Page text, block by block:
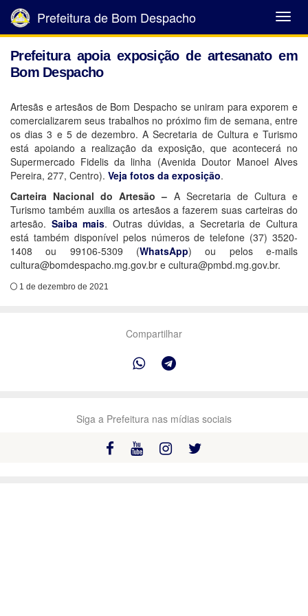
Abrir
Menu
Prefeitura de Bom Despacho
Prefeitura apoia exposição de artesanato em
Bom Despacho
Artesãs e artesãos de Bom Despacho se uniram para exporem e
comercializarem seus trabalhos no próximo fim de semana, entre
os dias 3 e 5 de dezembro. A Secretaria de Cultura e Turismo
está apoiando a realização da exposição, que acontecerá no
Supermercado Fidelis da linha (Avenida Doutor Manoel Alves
Pereira, 277, Centro). Veja fotos da exposição.
Carteira Nacional do Artesão – A Secretaria de Cultura e
Turismo também auxilia os artesãos a fazerem suas carteiras do
artesão. Saiba mais. Outras dúvidas, a Secretaria de Cultura
está também disponível pelos números de telefone (37) 3520-
1408 ou 99106-5309 (WhatsApp) ou pelos e-mails
cultura@bomdespacho.mg.gov.br e cultura@pmbd.mg.gov.br.
1 de dezembro de 2021
Compartilhar
Siga a Prefeitura nas mídias sociais